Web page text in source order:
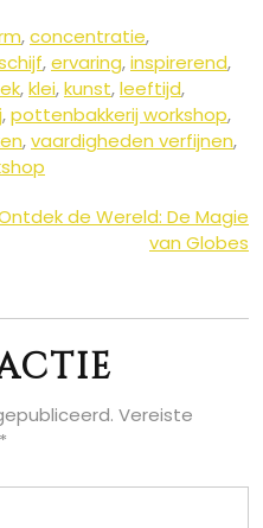
,concentratie,
,ervaring,inspirerend,
,klei,kunst,leeftijd,
,pottenbakkerij workshop,
,vaardigheden verfijnen,
de Wereld: De Magie
van Globes
Vereiste
*